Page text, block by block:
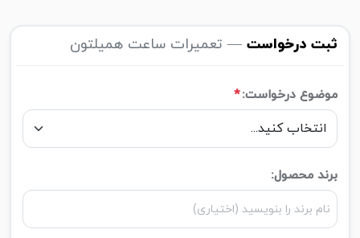
ثبت درخواست — تعمیرات ساعت همیلتون
موضوع درخواست:*
برند محصول: